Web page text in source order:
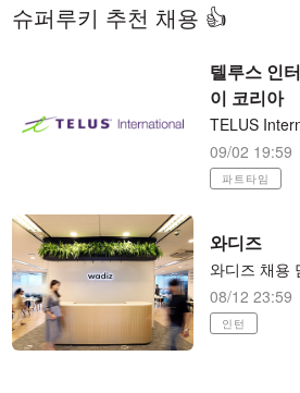
슈퍼루키 추천 채용 👍
텔루스 인
이 코리아
09/02 19:59
파트타임
와디즈
와디즈 채용
08/12 23:59
인턴